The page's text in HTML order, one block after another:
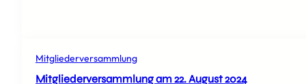
Mitgliederversammlung
Mitgliederversammlung am 22. August 2024